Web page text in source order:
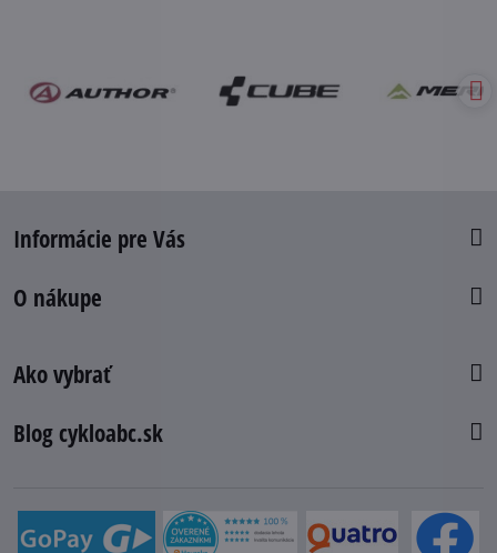
Informácie pre Vás
O nákupe
Ako vybrať
Blog cykloabc.sk